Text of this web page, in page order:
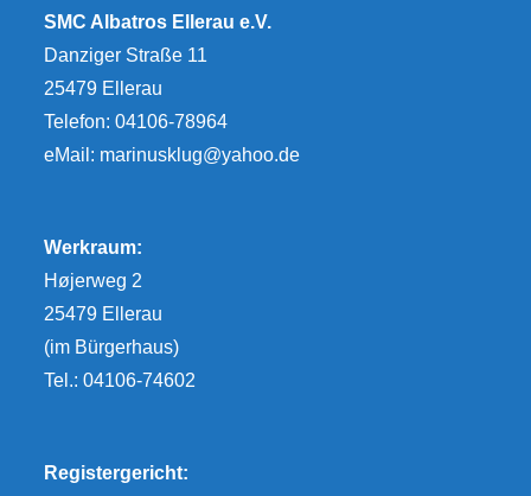
SMC Albatros Ellerau e.V.
Danziger Straße 11
25479 Ellerau
Telefon: 04106-78964
eMail: marinusklug@yahoo.de
Werkraum:
Højerweg 2
25479 Ellerau
(im Bürgerhaus)
Tel.: 04106-74602
Registergericht: